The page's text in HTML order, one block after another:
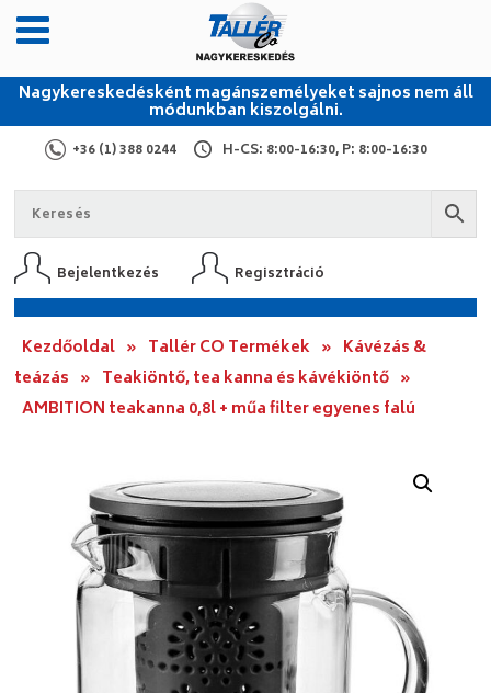
Nagykereskedésként magánszemélyeket sajnos nem áll
módunkban kiszolgálni.
+36 (1) 388 0244 H-CS: 8:00-16:30, P: 8:00-16:30
Bejelentkezés Regisztráció
Kezdőoldal » Tallér CO Termékek » Kávézás &
teázás » Teakiöntő, tea kanna és kávékiöntő »
AMBITION teakanna 0,8l + műa filter egyenes falú